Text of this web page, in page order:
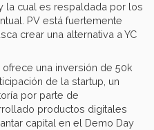
cual es respaldada por los
PV está fuertemente
crear una alternativa a YC
una inversión de 50k
de la startup, un
por parte de
productos digitales
capital en el Demo Day